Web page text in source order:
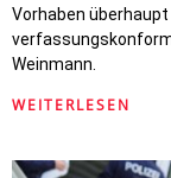
Vorhaben überhaupt
verfassungskonform
Weinmann.
WEITERLESEN